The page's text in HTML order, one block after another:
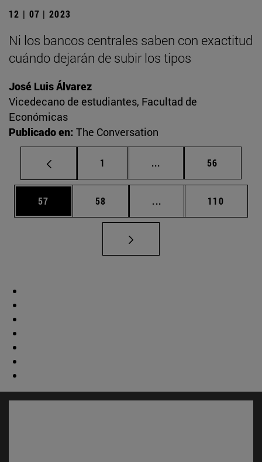
12 | 07 | 2023
Ni los bancos centrales saben con exactitud
cuándo dejarán de subir los tipos
José Luis Álvarez
Vicedecano de estudiantes, Facultad de
Económicas
Publicado en: The Conversation
Página
1 ... Páginas intermedias
Página
56
Página
57 Página
58 ... Páginas intermedias
Página
110